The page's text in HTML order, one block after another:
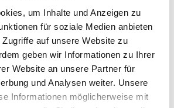
um Inhalte und Anzeigen zu
für soziale Medien anbieten
auf unsere Website zu
geben wir Informationen zu Ihrer
Website an unsere Partner für
und Analysen weiter. Unsere
Informationen möglicherweise mit